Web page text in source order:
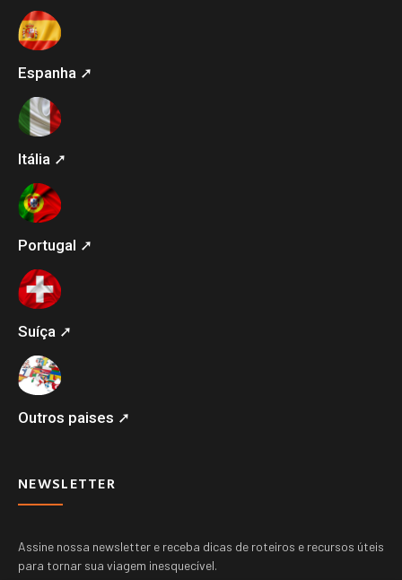
Espanha ➚
Itália ➚
Portugal ➚
Suíça ➚
Outros paises ➚
NEWSLETTER
Assine nossa newsletter e receba dicas de roteiros e recursos úteis
para tornar sua viagem inesquecível.